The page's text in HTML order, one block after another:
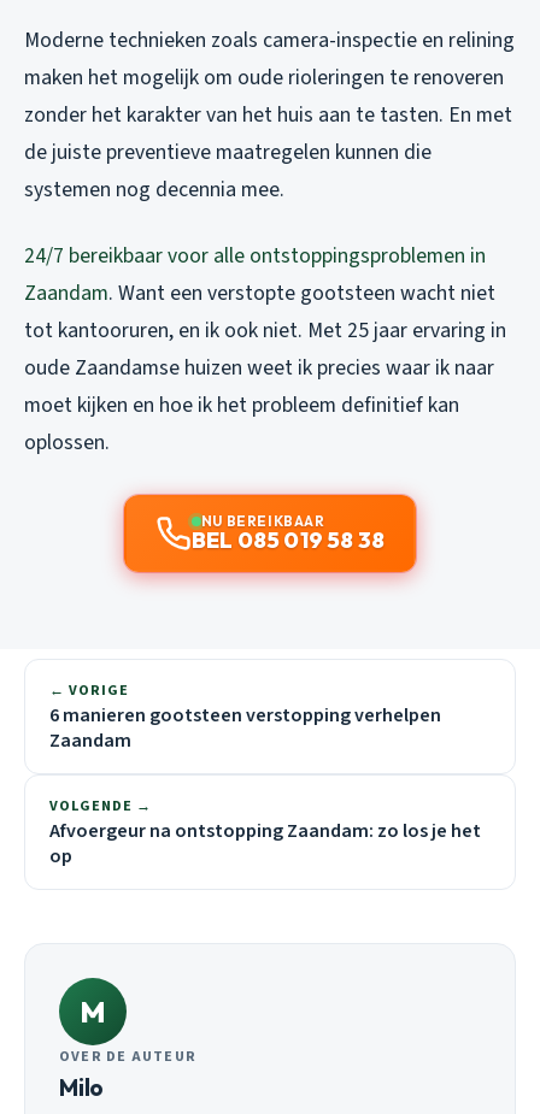
Moderne technieken zoals camera-inspectie en relining
maken het mogelijk om oude rioleringen te renoveren
zonder het karakter van het huis aan te tasten. En met
de juiste preventieve maatregelen kunnen die
systemen nog decennia mee.
24/7 bereikbaar voor alle ontstoppingsproblemen in
Zaandam. Want een verstopte gootsteen wacht niet
tot kantooruren, en ik ook niet. Met 25 jaar ervaring in
oude Zaandamse huizen weet ik precies waar ik naar
moet kijken en hoe ik het probleem definitief kan
oplossen.
NU BEREIKBAAR
BEL 085 019 58 38
← VORIGE
6 manieren gootsteen verstopping verhelpen
Zaandam
VOLGENDE →
Afvoergeur na ontstopping Zaandam: zo los je het
op
M
OVER DE AUTEUR
Milo